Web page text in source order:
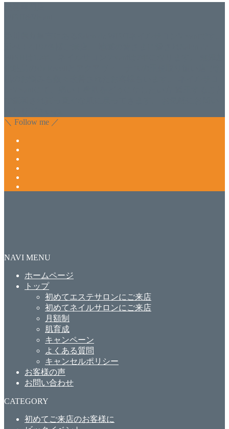
＼ Follow me ／
NAVI MENU
ホームページ
トップ
初めてエステサロンにご来店
初めてネイルサロンにご来店
月額制
肌育成
キャンペーン
よくある質問
キャンセルポリシー
お客様の声
お問い合わせ
CATEGORY
初めてご来店のお客様に